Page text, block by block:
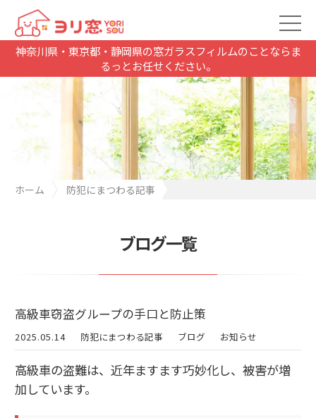
神奈川県・東京都・静岡県の窓ガラスフィルムのことならま
るっとお任せください。
ホーム
防犯にまつわる記事
ブログ一覧
高級車窃盗グループの手口と防止策
2025.05.14 防犯にまつわる記事 ブログ お知らせ
高級車の盗難は、近年ますます巧妙化し、被害が増
加しています。